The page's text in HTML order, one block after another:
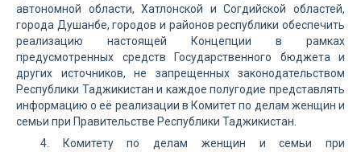
автономной области, Хатлонской и Согдийской областей,
города Душанбе, городов и районов республики обеспечить
реализацию настоящей Концепции в рамках
предусмотренных средств Государственного бюджета и
других источников, не запрещенных законодательством
Республики Таджикистан и каждое полугодие представлять
информацию о её реализации в Комитет по делам женщин и
семьи при Правительстве Республики Таджикистан.
4. Комитету по делам женщин и семьи при